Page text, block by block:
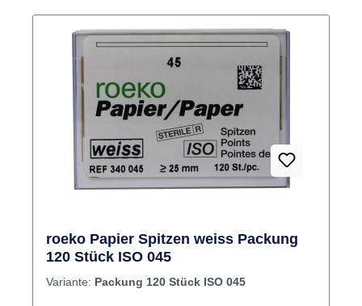
roeko Papier Spitzen weiss Packung
120 Stück ISO 045
Variante: Packung 120 Stück ISO 045